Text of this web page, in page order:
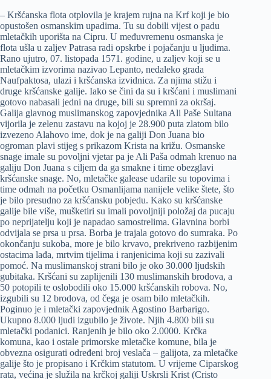
– Kršćanska flota otplovila je krajem rujna na Krf koji je bio
opustošen osmanskim upadima. Tu su dobili vijest o padu
mletačkih uporišta na Cipru. U međuvremenu osmanska je
flota ušla u zaljev Patrasa radi opskrbe i pojačanju u ljudima.
Rano ujutro, 07. listopada 1571. godine, u zaljev koji se u
mletačkim izvorima nazivao Lepanto, nedaleko grada
Naufpaktosa, ulazi i kršćanska izvidnica. Za njima stižu i
druge kršćanske galije. Iako se čini da su i kršćani i muslimani
gotovo nabasali jedni na druge, bili su spremni za okršaj.
Galija glavnog muslimanskog zapovjednika Ali Paše Sultana
vijorila je zelenu zastavu na kojoj je 28.900 puta zlatom bilo
izvezeno Alahovo ime, dok je na galiji Don Juana bio
ogroman plavi stijeg s prikazom Krista na križu. Osmanske
snage imale su povoljni vjetar pa je Ali Paša odmah krenuo na
galiju Don Juana s ciljem da ga smakne i time obezglavi
kršćanske snage. No, mletačke galease udarile su topovima i
time odmah na početku Osmanlijama nanijele velike štete, što
je bilo presudno za kršćansku pobjedu. Kako su kršćanske
galije bile više, mušketiri su imali povoljniji položaj da pucaju
po neprijatelju koji je napadao samostrelima. Glavnina borbi
odvijala se prsa u prsa. Borba je trajala gotovo do sumraka. Po
okončanju sukoba, more je bilo krvavo, prekriveno razbijenim
ostacima lađa, mrtvim tijelima i ranjenicima koji su zazivali
pomoć. Na muslimanskoj strani bilo je oko 30.000 ljudskih
gubitaka. Kršćani su zaplijenili 130 muslimanskih brodova, a
50 potopili te oslobodili oko 15.000 kršćanskih robova. No,
izgubili su 12 brodova, od čega je osam bilo mletačkih.
Poginuo je i mletački zapovjednik Agostino Barbarigo.
Ukupno 8.000 ljudi izgubilo je živote. Njih 4.800 bili su
mletački podanici. Ranjenih je bilo oko 2.0000. Krčka
komuna, kao i ostale primorske mletačke komune, bila je
obvezna osigurati određeni broj veslača – galijota, za mletačke
galije što je propisano i Krčkim statutom. U vrijeme Ciparskog
rata, većina je služila na krčkoj galiji Uskrsli Krist (Cristo